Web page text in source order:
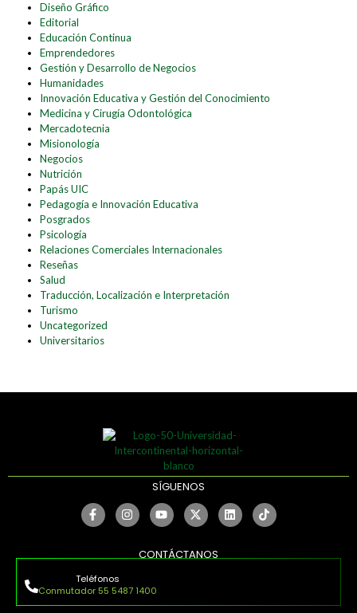
Diseño Gráfico
Editorial
Educación Continua
Emprendedores
Gestión y Desarrollo de Negocios
Humanidades
Innovación Educativa y Gestión del Conocimiento
Medicina y Cirugía Odontológica
Mercadotecnia
Misionología
Negocios
Nutrición
Papás UIC
Pedagogía e Innovación Educativa
Posgrados
Psicología
Relaciones Comerciales Internacionales
Reseñas
Salud
Traducción, Localización e Interpretación
Turismo
Uncategorized
Universitarios
SÍGUENOS
CONTÁCTANOS
Teléfonos
Conmutador 55 5487 1400